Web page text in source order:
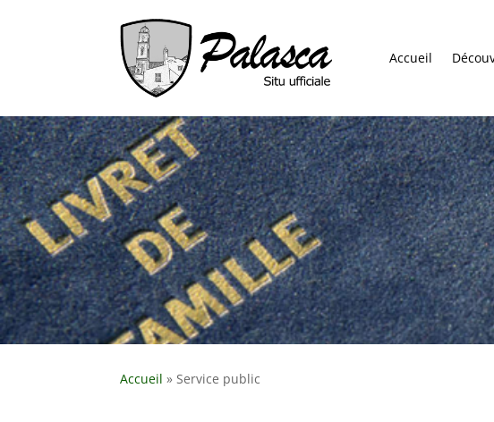
Accueil
Accueil »Service public